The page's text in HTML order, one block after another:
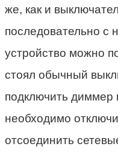
же, как и
последовательно с
устройство можно
стоял обычный
подключить диммер
необходимо
отсоединить